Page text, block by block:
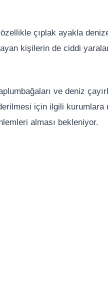
çıplak ayakla
kişilerin de ciddi
ve deniz
için ilgili kurumlara
alması bekleniyor.